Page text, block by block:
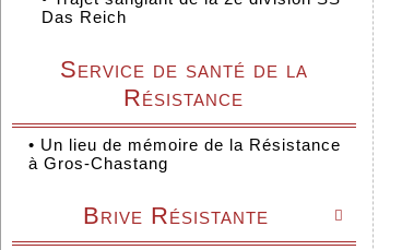
Das Reich
Service de santé de la
Résistance
• Un lieu de mémoire de la Résistance
à Gros-Chastang

Brive Résistante